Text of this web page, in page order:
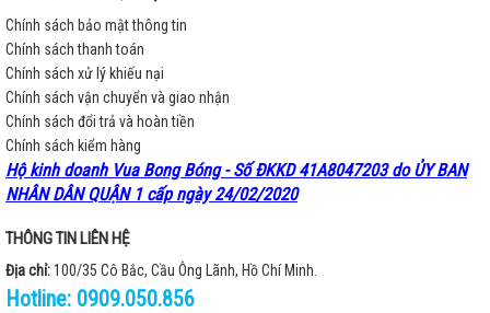
Chính sách bảo mật thông tin
Chính sách thanh toán
Chính sách xử lý khiếu nại
Chính sách vận chuyển và giao nhận
Chính sách đổi trả và hoàn tiền
Chính sách kiểm hàng
Hộ kinh doanh Vua Bong Bóng - Số ĐKKD 41A8047203 do ỦY BAN
NHÂN DÂN QUẬN 1 cấp ngày 24/02/2020
THÔNG TIN LIÊN HỆ
Địa chỉ:100/35 Cô Bắc, Cầu Ông Lãnh, Hồ Chí Minh.
Hotline: 0909.050.856